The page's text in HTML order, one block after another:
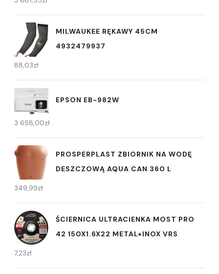
MILWAUKEE RĘKAWY 45CM
4932479937
88,03zł
EPSON EB-982W
3 658,00zł
PROSPERPLAST ZBIORNIK NA WODĘ
DESZCZOWĄ AQUA CAN 360 L
349,99zł
ŚCIERNICA ULTRACIENKA MOST PRO
42 150X1.6X22 METAL+INOX VRS
7,23zł